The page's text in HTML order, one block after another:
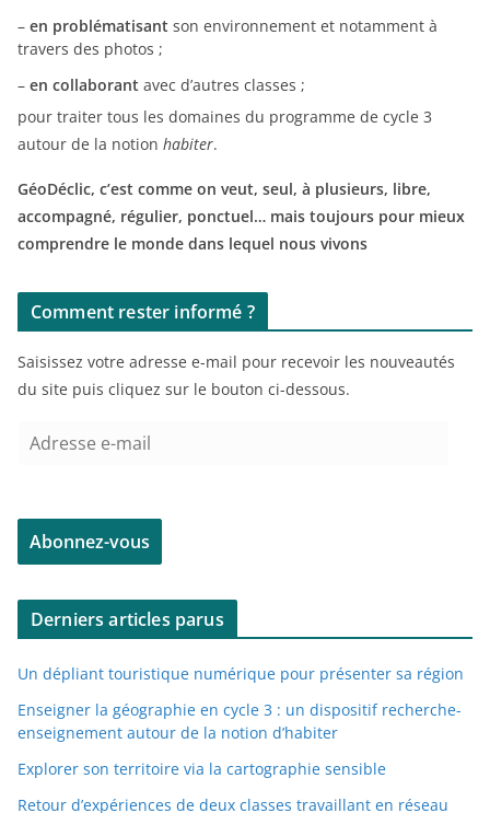
– en problématisant son environnement et notamment à
travers des photos ;
– en collaborant avec d’autres classes ;
pour traiter tous les domaines du programme de cycle 3
autour de la notion habiter.
GéoDéclic, c’est comme on veut, seul, à plusieurs, libre,
accompagné, régulier, ponctuel… mais toujours pour mieux
comprendre le monde dans lequel nous vivons
Comment rester informé ?
Saisissez votre adresse e-mail pour recevoir les nouveautés
du site puis cliquez sur le bouton ci-dessous.
e
s
e
m
a
i
l
Abonnez-vous
Derniers articles parus
Un dépliant touristique numérique pour présenter sa région
Enseigner la géographie en cycle 3 : un dispositif recherche-
enseignement autour de la notion d’habiter
Explorer son territoire via la cartographie sensible
Retour d’expériences de deux classes travaillant en réseau